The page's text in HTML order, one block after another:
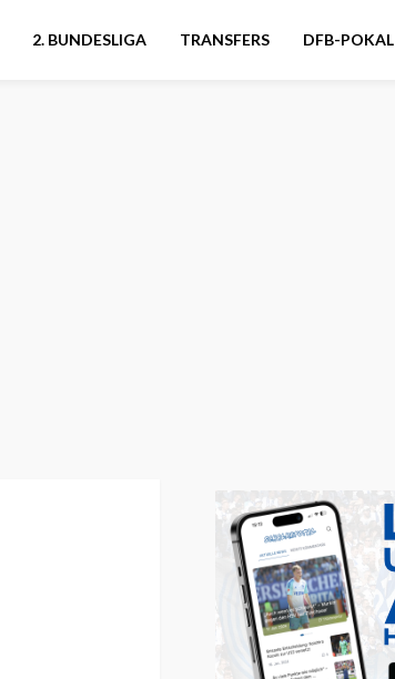
2. BUNDESLIGA TRANSFERS DFB-POKAL